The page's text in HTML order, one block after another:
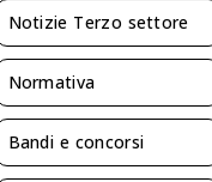
Notizie Terzo settore
Normativa
Bandi e concorsi